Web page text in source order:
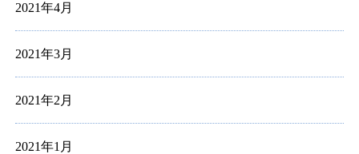
2021年4月
2021年3月
2021年2月
2021年1月